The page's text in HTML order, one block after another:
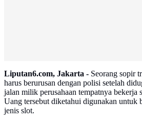
Liputan6.com, Jakarta - Seorang sopir
harus berurusan dengan polisi setelah
jalan milik perusahaan tempatnya bekerja
Uang tersebut diketahui digunakan untuk
jenis slot.